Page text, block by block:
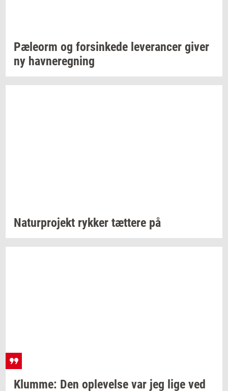
Pæle­orm og for­sin­ke­de le­ve­ran­cer giver
ny hav­ne­reg­ning
Na­tur­pro­jekt ryk­ker tæt­te­re på
Klum­me: Den op­le­vel­se var jeg lige ved